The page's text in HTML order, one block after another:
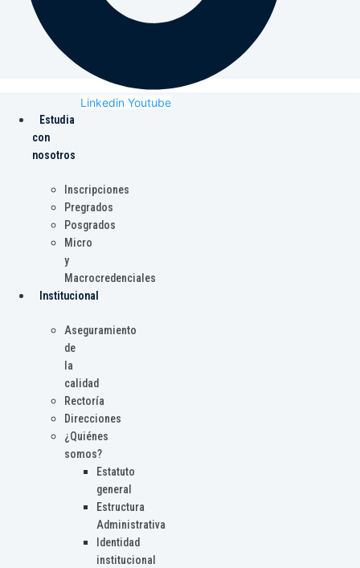
Linkedin Youtube
Estudia
con
nosotros
Inscripciones
Pregrados
Posgrados
Micro
y
Macrocredenciales
Institucional
Aseguramiento
de
la
calidad
Rectoría
Direcciones
¿Quiénes
somos?
Estatuto
general
Estructura
Administrativa
Identidad
institucional